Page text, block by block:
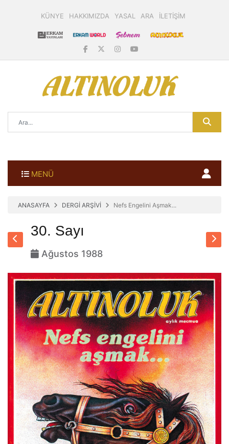
KÜNYE HAKKIMIZDA YASAL ARA İLETİŞİM
MENÜ
ANASAYFA DERGİ ARŞİVİ Nefs Engelini Aşmak...
30. Sayı
Ağustos 1988